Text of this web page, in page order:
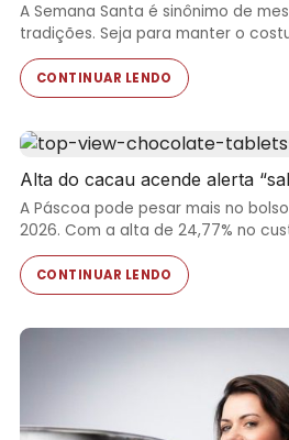
A Semana Santa é sinônimo de
tradições. Seja para manter o
CONTINUAR LENDO
Alta do cacau acende alerta
A Páscoa pode pesar mais no
2026. Com a alta de 24,77% no
CONTINUAR LENDO